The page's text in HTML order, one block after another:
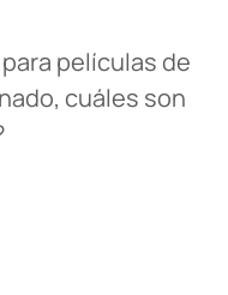
películas de
cuáles son